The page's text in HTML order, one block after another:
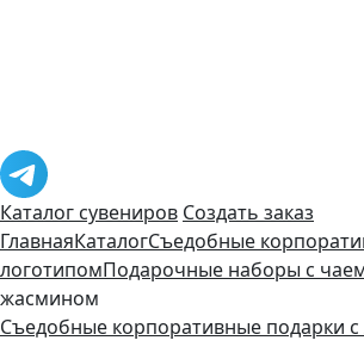
Каталог сувениров Создать заказ
ГлавнаяКаталогСъедобные
логотипомПодарочные наборы с
жасмином
Съедобные корпоративные подарки